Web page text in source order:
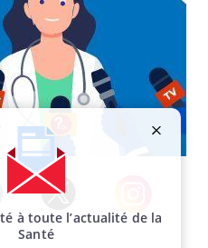
Twitter Instagram
à toute l’actualité de la
Santé